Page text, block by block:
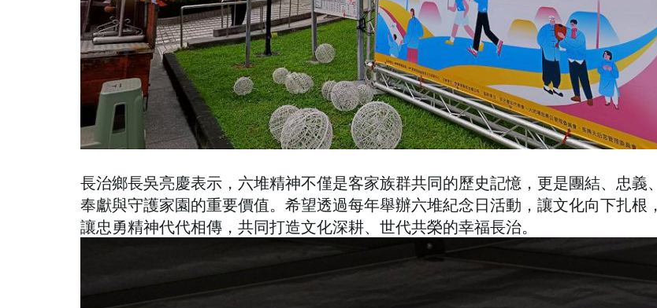
長治鄉長吳亮慶表示，六堆精神不僅是客家族群共同的歷史記憶，更是團結、忠義、
奉獻與守護家園的重要價值。希望透過每年舉辦六堆紀念日活動，讓文化向下扎根，
讓忠勇精神代代相傳，共同打造文化深耕、世代共榮的幸福長治。